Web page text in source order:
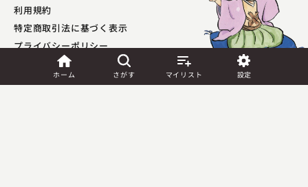
ホーム さがす マイリスト 設定
利用規約
特定商取引法に基づく表示
プライバシーポリシー​
外部送信ポリシー